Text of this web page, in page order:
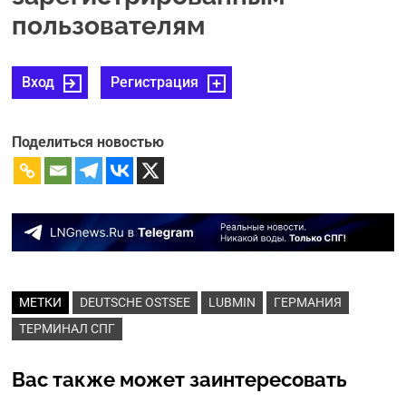
пользователям
Вход Регистрация
Поделиться новостью
МЕТКИ DEUTSCHE OSTSEE LUBMIN
ГЕРМАНИЯ
ТЕРМИНАЛ СПГ
Вас также может заинтересовать